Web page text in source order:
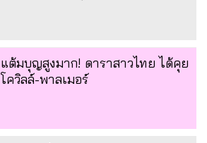
แต้มบุญสูงมาก! ดาราสาวไทย ได้คุย
โควิลล์-พาลเมอร์